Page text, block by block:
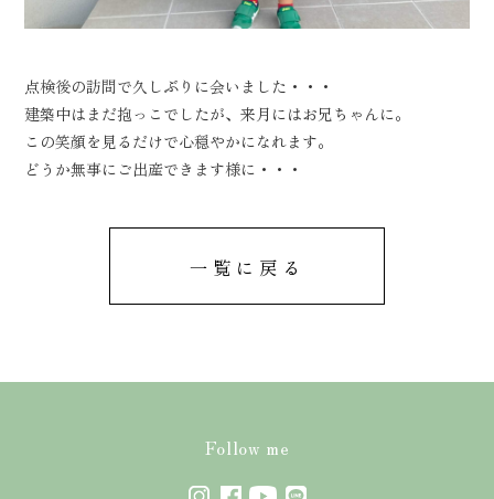
イベント情報
当社の実績
お知らせ
プレゼン用模型
サービス
会社概要
よくあるご質問
お問い合わせ
点検後の訪問で久しぶりに会いました・・・
建築中はまだ抱っこでしたが、来月にはお兄ちゃんに。
この笑顔を見るだけで心穏やかになれます。
どうか無事にご出産できます様に・・・
一覧に戻る
Follow me